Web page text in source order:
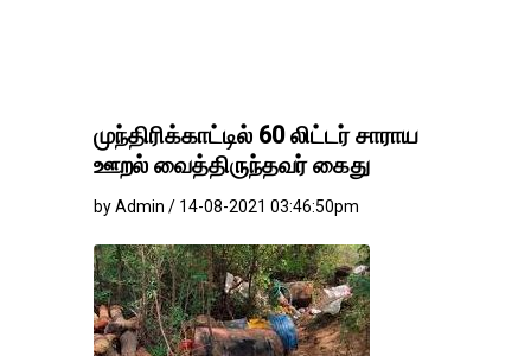
முந்திரிக்காட்டில் 60 லிட்டர் சாராய
ஊறல் வைத்திருந்தவர் கைது
by Admin / 14-08-2021 03:46:50pm